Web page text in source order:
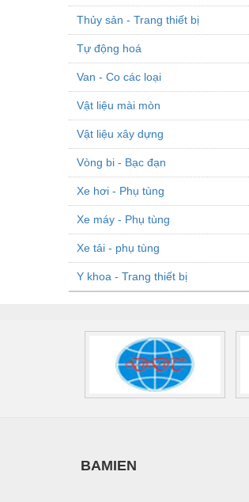
Thủy sản - Trang thiết bị
Tự động hoá
Van - Co các loại
Vật liệu mài mòn
Vật liệu xây dựng
Vòng bi - Bạc đạn
Xe hơi - Phụ tùng
Xe máy - Phụ tùng
Xe tải - phụ tùng
Y khoa - Trang thiết bị
BAMIEN